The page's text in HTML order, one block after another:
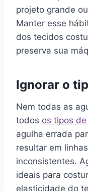
projeto grande
Manter esse
dos tecidos
preserva sua
Ignorar o
Nem todas as
todos os tipos
agulha errada
resultar em
inconsistentes.
ideais para
elasticidade do